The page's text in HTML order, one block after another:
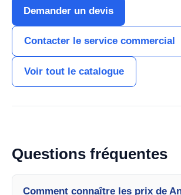
Demander un devis
Contacter le service commercial
Voir tout le catalogue
Questions fréquentes
Comment connaître les prix de